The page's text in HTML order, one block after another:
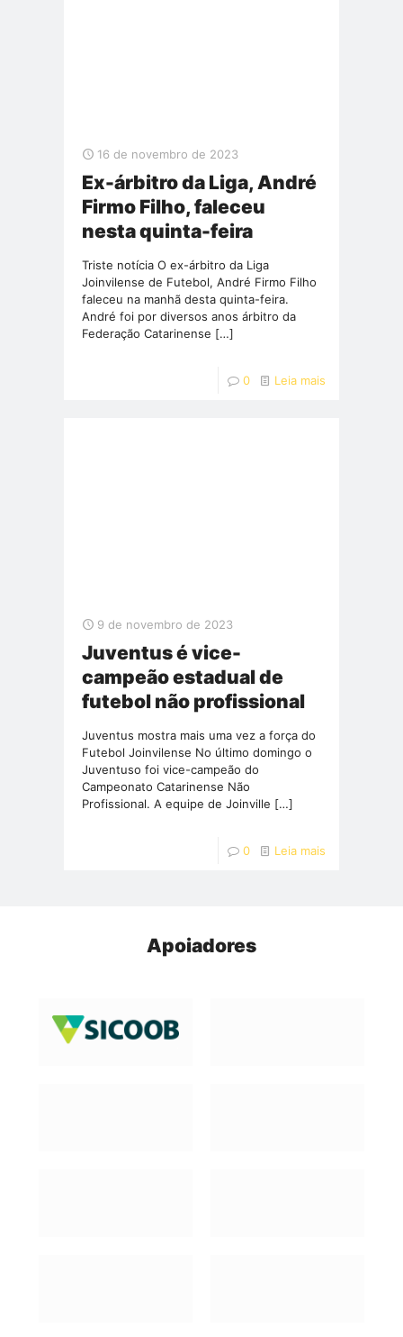
16 de novembro de 2023
Ex-árbitro da Liga, André
Firmo Filho, faleceu
nesta quinta-feira
Triste notícia O ex-árbitro da Liga
Joinvilense de Futebol, André Firmo Filho
faleceu na manhã desta quinta-feira.
André foi por diversos anos árbitro da
Federação Catarinense […]
0 Leia mais
9 de novembro de 2023
Juventus é vice-
campeão estadual de
futebol não profissional
Juventus mostra mais uma vez a força do
Futebol Joinvilense No último domingo o
Juventuso foi vice-campeão do
Campeonato Catarinense Não
Profissional. A equipe de Joinville […]
0 Leia mais
Apoiadores